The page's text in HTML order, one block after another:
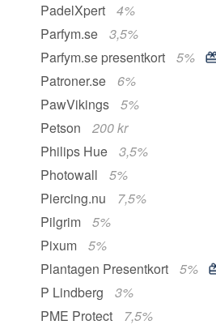
PadelXpert
4%
Parfym.se
3,5%
Parfym.se presentkort
5%
Patroner.se
6%
PawVikings
5%
Petson
200 kr
Philips Hue
3,5%
Photowall
5%
Piercing.nu
7,5%
Pilgrim
5%
Pixum
5%
Plantagen Presentkort
5%
P Lindberg
3%
PME Protect
7,5%